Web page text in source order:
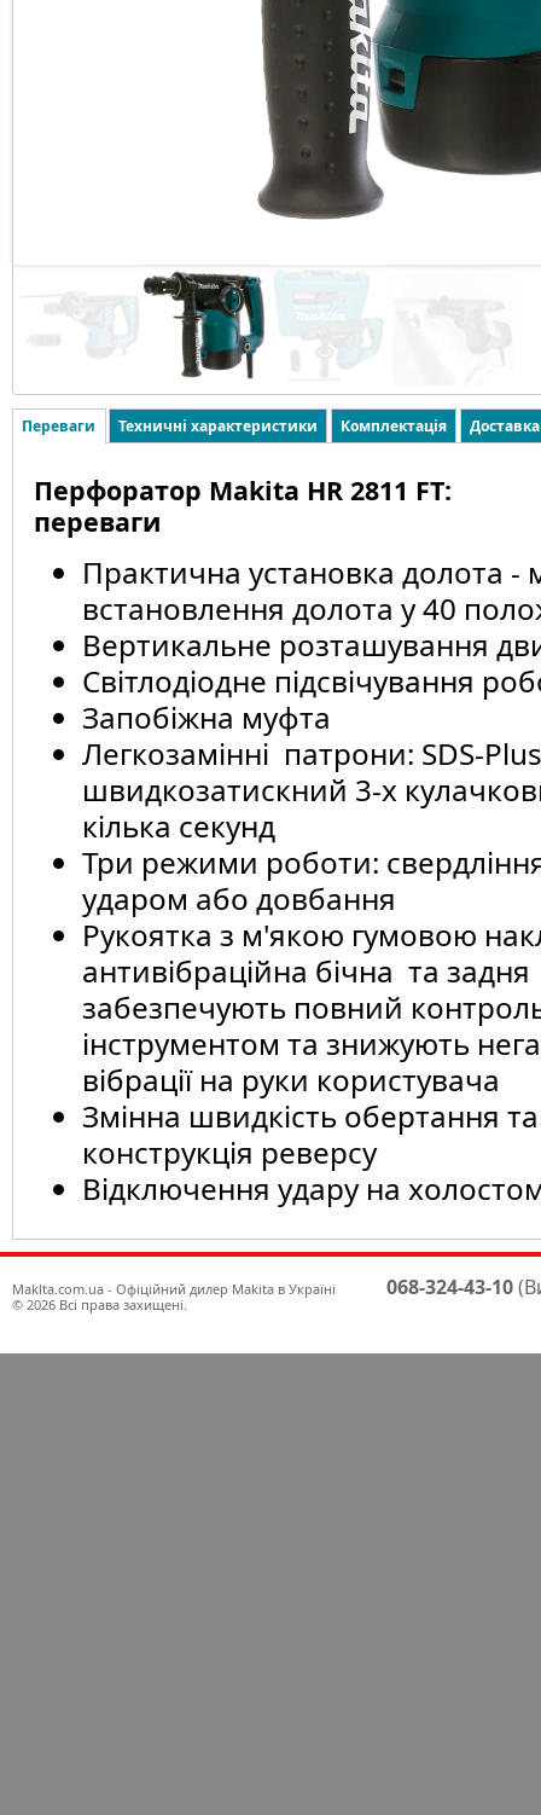
Переваги Техничні характеристики Комплектація
Перфоратор Makita HR 2811 FT:
переваги
Практична установка долота -
встановлення долота у 40
Вертикальне розташування
Світлодіодне підсвічування
Запобіжна муфта
Легкозамінні патрони: SDS-
швидкозатискний 3-х
кілька секунд
Три режими роботи:
ударом або довбання
Рукоятка з м'якою гумовою
антивібраційна бічна та
забезпечують повний
інструментом та знижують
вібрації на руки користувача
Змінна швидкість обертання
конструкція реверсу
Відключення удару на
Maklta.com.ua - Офіційний дилер Makita в Україні
© 2026 Всі права захищені.
068-324-43-10